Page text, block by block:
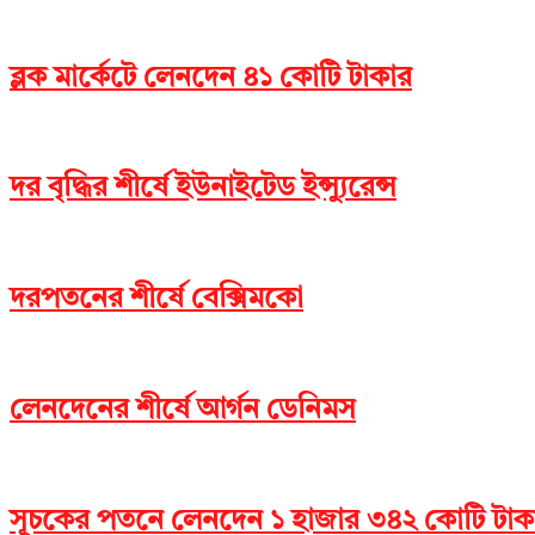
ব্লক মার্কেটে লেনদেন ৪১ কোটি টাকার
দর বৃদ্ধির শীর্ষে ইউনাইটেড ইন্স্যুরেন্স
দরপতনের শীর্ষে বেক্সিমকো
লেনদেনের শীর্ষে আর্গন ডেনিমস
সূচকের পতনে লেনদেন ১ হাজার ৩৪২ কোটি